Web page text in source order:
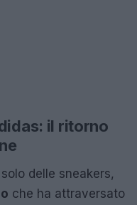
il ritorno
delle sneakers,
che ha attraversato